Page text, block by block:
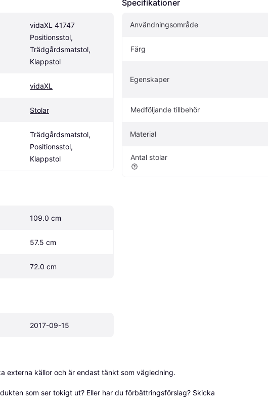
vidaXL 41747
Positionsstol,
Trädgårdsmatstol,
Klappstol
vidaXL
Stolar
Trädgårdsmatstol,
Positionsstol,
Klappstol
109.0 cm
57.5 cm
72.0 cm
2017-09-15
Specifikationer
Användningsområde
Färg
Egenskaper
Medföljande tillbehör
Material
Antal stolar
externa källor och är endast tänkt som vägledning.
som ser tokigt ut? Eller har du förbättringsförslag? Skicka